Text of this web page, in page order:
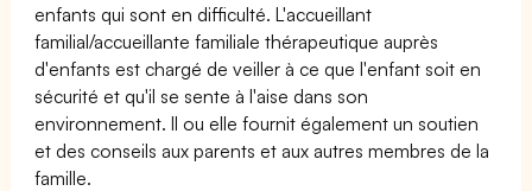
enfants qui sont en difficulté. L'accueillant
familial/accueillante familiale thérapeutique auprès
d'enfants est chargé de veiller à ce que l'enfant soit en
sécurité et qu'il se sente à l'aise dans son
environnement. Il ou elle fournit également un soutien
et des conseils aux parents et aux autres membres de la
famille.